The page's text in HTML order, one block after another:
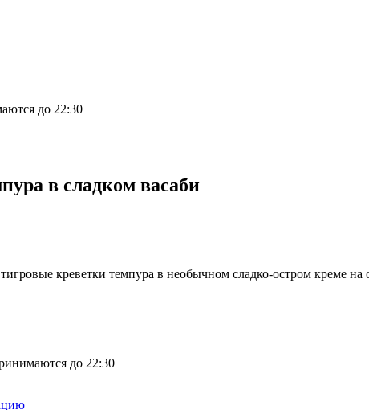
до 22:30
в сладком васаби
креветки темпура в необычном сладко-остром креме
до 22:30